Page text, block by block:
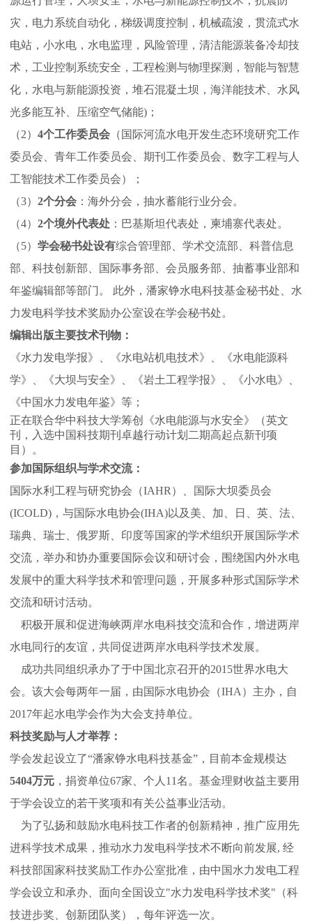
建
设
灾，电力系统自动化，梯级调度控制，机械疏浚，贯流式水
电站，小水电，水电监理，风险管理，清洁能源装备冷却技
术，工业控制系统安全，工程检测与物理探测，智能与智慧
化，水电与新能源投资，堆石混凝土坝，海洋能技术、水风
光多能互补、压缩空气储能) ；
（2） 4个工作委员会 （国际河流水电开发生态环境研究工作
委员会、青年工作委员会、期刊工作委员会、数字工程与人
工智能技术工作委员会）；
（3） 2个分会 ：海外分会，抽水蓄能行业分会。
（4） 2个境外代表处 ：巴基斯坦代表处，柬埔寨代表处。
（5） 学会秘书处设有综合管理部、学术交流部、科普信息
部、科技创新部、国际事务部、会员服务部、抽蓄事业部和
年鉴编辑部等部门。 此外，潘家铮水电科技基金秘书处、水
力发电科学技术奖励办公室设在学会秘书处。
编辑出版主要技术刊物：
《水力发电学报》、《水电站机电技术》、《水电能源科
学》、《大坝与安全》、《岩土工程学报》、《小水电》、
《中国水力发电年鉴》等；
正在联合华中科技大学筹创《水电能源与水安全》（英文
刊，入选中国科技期刊卓越行动计划二期高起点新刊项
目）。
参加国际组织与学术交流：
国际水利工程与研究协会（IAHR）、国际大坝委员会
(ICOLD)，与国际水电协会(IHA)以及美、加、日、英、法、
瑞典、瑞士、俄罗斯、印度等国家的学术组织开展国际学术
交流，举办和协办重要国际会议和研讨会，围绕国内外水电
发展中的重大科学技术和管理问题，开展多种形式国际学术
交流和研讨活动。
积极开展和促进海峡两岸水电科技交流和合作，增进两岸
水电同行的友谊，共同促进两岸水电科学技术发展。
成功共同组织承办了于中国北京召开的2015世界水电大
会。该大会每两年一届，由国际水电协会（IHA）主办，自
2017年起水电学会作为大会支持单位。
科技奖励与人才举荐：
学会发起设立了“潘家铮水电科技基金”，目前本金规模达
5404万元 ，捐资单位67家、个人11名。基金理财收益主要用
于学会设立的若干奖项和有关公益事业活动。
为了弘扬和鼓励水电科技工作者的创新精神，推广应用先
进科学技术成果，推动水力发电科学技术不断向前发展, 经
科技部国家科技奖励工作办公室批准，由中国水力发电工程
学会设立和承办、面向全国设立"水力发电科学技术奖"（科
技进步奖、创新团队奖），每年评选一次。